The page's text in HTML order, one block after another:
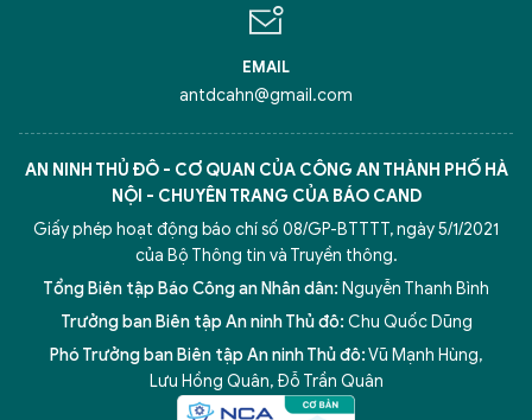
EMAIL
antdcahn@gmail.com
AN NINH THỦ ĐÔ - CƠ QUAN CỦA CÔNG AN THÀNH PHỐ HÀ
NỘI - CHUYÊN TRANG CỦA BÁO CAND
Giấy phép hoạt động báo chí số 08/GP-BTTTT, ngày 5/1/2021
của Bộ Thông tin và Truyền thông.
Tổng Biên tập Báo Công an Nhân dân: Nguyễn Thanh Bình
Trưởng ban Biên tập An ninh Thủ đô: Chu Quốc Dũng
Phó Trưởng ban Biên tập An ninh Thủ đô:Vũ Mạnh Hùng,
Lưu Hồng Quân, Đỗ Trần Quân
5 điểm nghẽn của Hà Nội giải pháp xử lý điểm nghẽn của